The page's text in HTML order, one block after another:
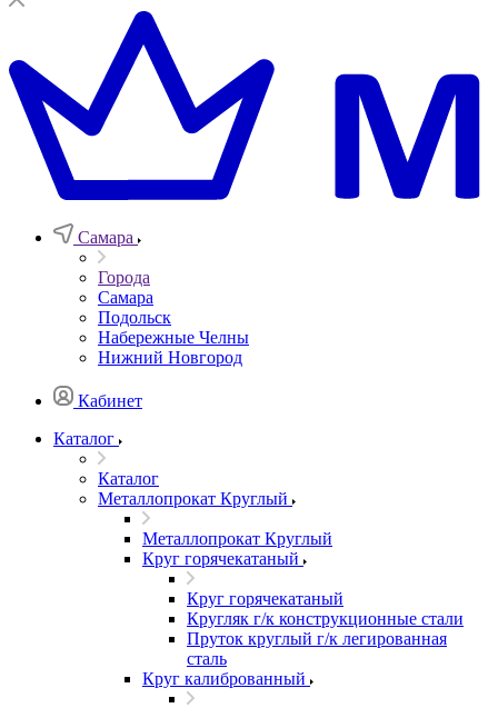
Самара
Города
Самара
Подольск
Набережные Челны
Нижний Новгород
Кабинет
Каталог
Каталог
Металлопрокат Круглый
Металлопрокат Круглый
Круг горячекатаный
Круг горячекатаный
Кругляк г/к конструкционные стали
Пруток круглый г/к легированная
сталь
Круг калиброванный